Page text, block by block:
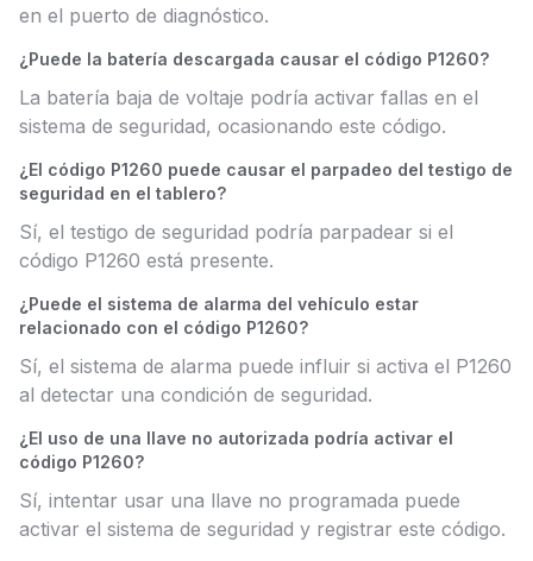
en el puerto de diagnóstico.
¿Puede la batería descargada causar el código P1260?
La batería baja de voltaje podría activar fallas en el
sistema de seguridad, ocasionando este código.
¿El código P1260 puede causar el parpadeo del testigo de
seguridad en el tablero?
Sí, el testigo de seguridad podría parpadear si el
código P1260 está presente.
¿Puede el sistema de alarma del vehículo estar
relacionado con el código P1260?
Sí, el sistema de alarma puede influir si activa el P1260
al detectar una condición de seguridad.
¿El uso de una llave no autorizada podría activar el
código P1260?
Sí, intentar usar una llave no programada puede
activar el sistema de seguridad y registrar este código.